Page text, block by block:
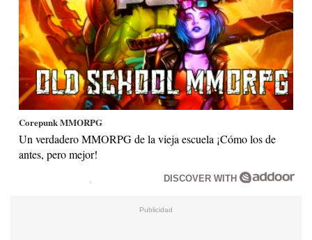
Corepunk MMORPG
Un verdadero MMORPG de la vieja escuela ¡Cómo los de
antes, pero mejor!
DISCOVER WITH